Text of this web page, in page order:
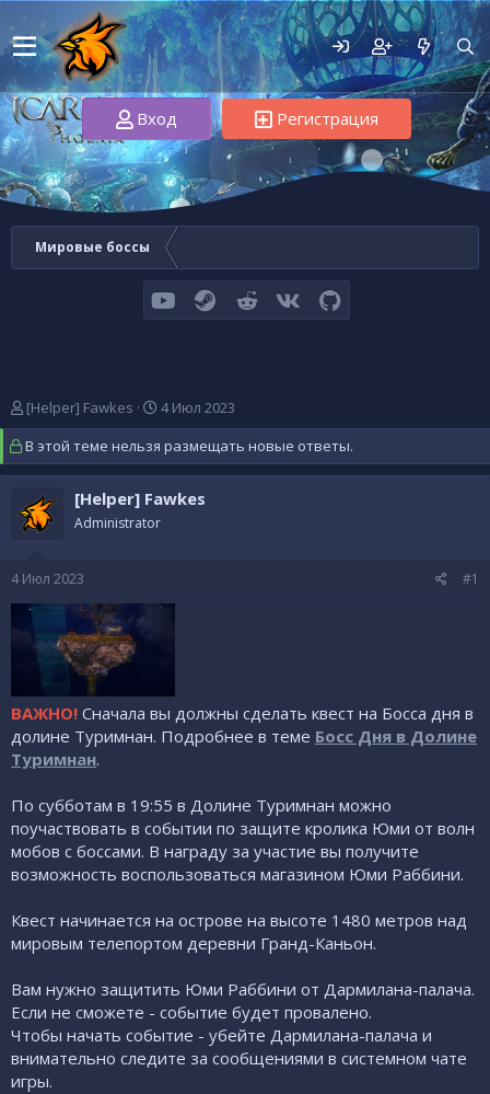
Вход Регистрация
Мировые боссы
youtubeSteamReddit VK GitHub
А
в
т
о
т
е
[Helper] Fawkes
Д
а
т
а
а
ч
4 Июл 2023
В этой теме нельзя размещать новые ответы.
[Helper] Fawkes
Administrator
4 Июл 2023 #1
ВАЖНО! Сначала вы должны сделать квест на Босса дня в
долине Туримнан. Подробнее в теме Босс Дня в Долине
Туримнан.
По субботам в 19:55 в Долине Туримнан можно
поучаствовать в событии по защите кролика Юми от волн
мобов с боссами. В награду за участие вы получите
возможность воспользоваться магазином Юми Раббини.
Квест начинается на острове на высоте 1480 метров над
мировым телепортом деревни Гранд-Каньон.
Вам нужно защитить Юми Раббини от Дармилана-палача.
Если не сможете - событие будет провалено.
Чтобы начать событие - убейте Дармилана-палача и
внимательно следите за сообщениями в системном чате
игры.